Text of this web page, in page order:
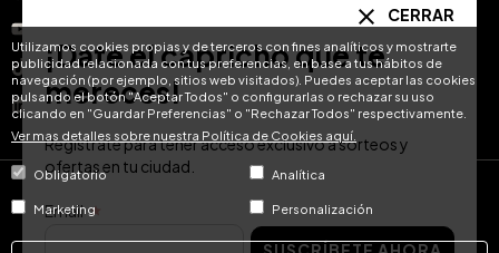
Utilizamos cookies propias y de terceros con fines analíticos y mostrarte
publicidad relacionada con tus preferencias, en base a tus hábitos de
navegación (por ejemplo, sitios web visitados). Puedes aceptar las cookies
pulsando el botón "Aceptar Todos" o configurarlas o rechazar su uso
clicando en "Guardar Preferencias" o "Rechazar Todos" respectivamente.
Ver mas detalles sobre nuestra Política de Cookies aquí.
Obligatorio Analítica
Marketing Personalización
YouTube
TikTok
LinkedIn
NL
© Hotel Treats 2026
CERRAR
¡Date el capricho que te
mereces!
Regístrate para tener acceso exclusivo a sorteos y
ofertas en tu ciudad.
Email